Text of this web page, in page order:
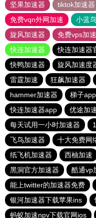
坚果加速器
tiktok加速器
免费vqn外网加速
小蓝
旋风加速器
免费vps加
快连加速器
快连加速器
快鸭加速器
旋风加速度
雷霆加速
狂飙加速器
hammer加速器
梯子app
快连加速器app
优途加
每天试用一小时加速器
飞鸟加速器
十大免费网
纸飞机加速器
西柚加速
黑洞官方加速器
酷通vp
能上twitter的加速器免费
银河加速器下载苹果ins
蚂蚁加速npv下载官网ios